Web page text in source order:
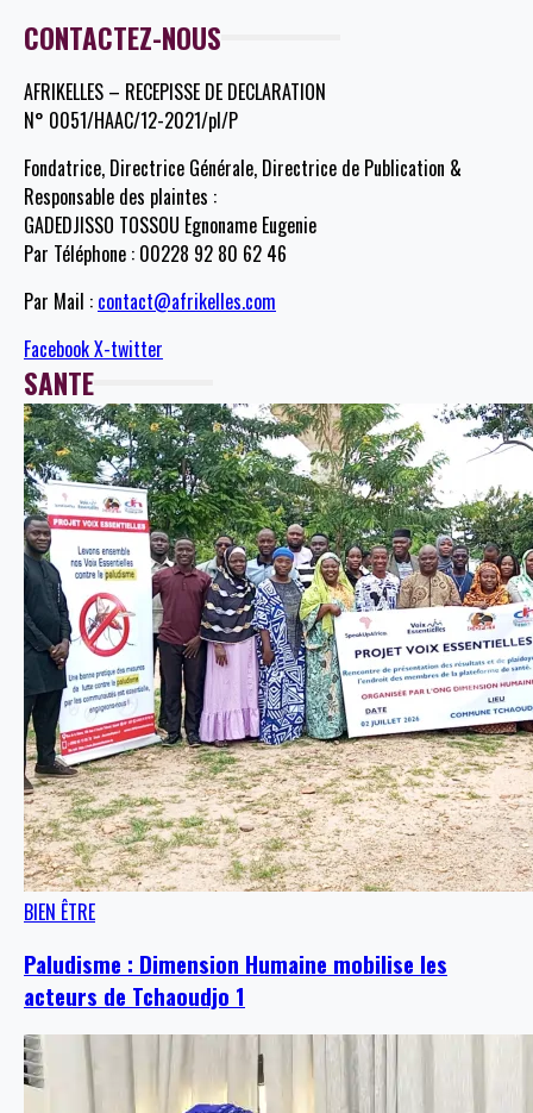
CONTACTEZ-NOUS
AFRIKELLES – RECEPISSE DE DECLARATION
N° 0051/HAAC/12-2021/pl/P
Fondatrice, Directrice Générale, Directrice de Publication &
Responsable des plaintes :
GADEDJISSO TOSSOU Egnoname Eugenie
Par Téléphone : 00228 92 80 62 46
Par Mail : contact@afrikelles.com
FacebookX-twitter
SANTE
BIEN ÊTRE
Paludisme : Dimension Humaine mobilise les
acteurs de Tchaoudjo 1